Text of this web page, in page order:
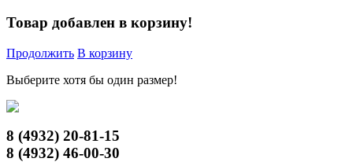
Товар добавлен в корзину!
Продолжить В корзину
Выберите хотя бы один размер!
8 (4932) 20-81-15
8 (4932) 46-00-30